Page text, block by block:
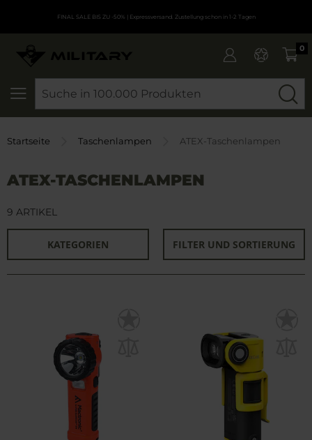
FINAL SALE BIS ZU -50% | Expressversand. Zustellung schon in 1-2 Tagen
0
Startseite Taschenlampen ATEX-Taschenlampen
ATEX-TASCHENLAMPEN
KATEGORIEN FILTER UND SORTIERUNG
9 ARTIKEL